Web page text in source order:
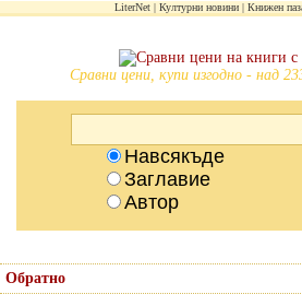
LiterNet Културни новини Книжен
Сравни цени, купи изгодно - над
Навсякъде
Заглавие
Автор
Обратно